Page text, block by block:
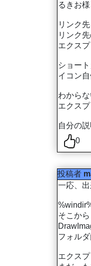
るきお
リンク
リンク
エクス
ショー
イコン
わから
エクス
自分の
0
投稿者
一応、
そこか
フォル
エクス